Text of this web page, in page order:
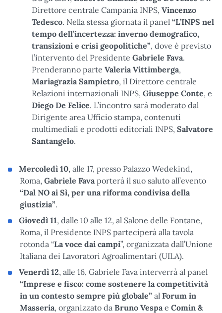
Direttore centrale Campania INPS, Vincenzo
Tedesco. Nella stessa giornata il panel “L’INPS nel
tempo dell’incertezza: inverno demografico,
transizioni e crisi geopolitiche”, dove è previsto
l’intervento del Presidente Gabriele Fava.
Prenderanno parte Valeria Vittimberga,
Mariagrazia Sampietro, il Direttore centrale
Relazioni internazionali INPS, Giuseppe Conte, e
Diego De Felice. L’incontro sarà moderato dal
Dirigente area Ufficio stampa, contenuti
multimediali e prodotti editoriali INPS, Salvatore
Santangelo.
Mercoledì 10, alle 17, presso Palazzo Wedekind,
Roma, Gabriele Fava porterà il suo saluto all’evento
“Dal NO ai Sì, per una riforma condivisa della
giustizia”.
Giovedì 11, dalle 10 alle 12, al Salone delle Fontane,
Roma, il Presidente INPS parteciperà alla tavola
rotonda “La voce dai campi”, organizzata dall’Unione
Italiana dei Lavoratori Agroalimentari (UILA).
Venerdì 12, alle 16, Gabriele Fava interverrà al panel
“Imprese e fisco: come sostenere la competitività
in un contesto sempre più globale” al Forum in
Masseria, organizzato da Bruno Vespa e Comin &